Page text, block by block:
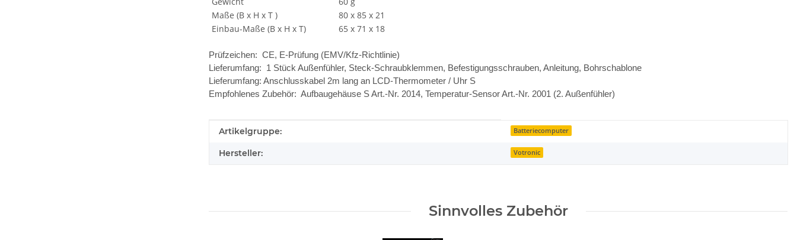
Maße (B x H x T )
80 x 85 x 21
Einbau-Maße (B x H x T)
65 x 71 x 18
Prüfzeichen: CE, E-Prüfung (EMV/Kfz-Richtlinie)
Lieferumfang: 1 Stück Außenfühler, Steck-Schraubklemmen, Befestigungsschrauben, Anleitung, Bohrschablone
Lieferumfang: Anschlusskabel 2m lang an LCD-Thermometer / Uhr S
Empfohlenes Zubehör: Aufbaugehäuse S Art.-Nr. 2014, Temperatur-Sensor Art.-Nr. 2001 (2. Außenfühler)
Produkteigenschaft
Wert
Artikelgruppe: Batteriecomputer
Hersteller: Votronic
Sinnvolles Zubehör